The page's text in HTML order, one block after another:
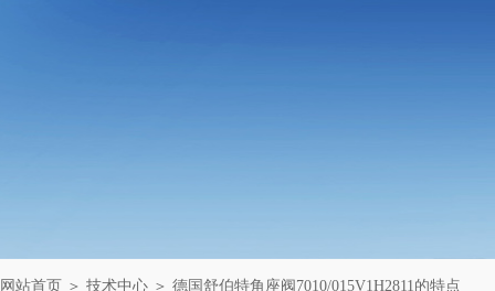
网站首页 ＞ 技术中心 ＞ 德国舒伯特角座阀7010/015V1H2811的特点